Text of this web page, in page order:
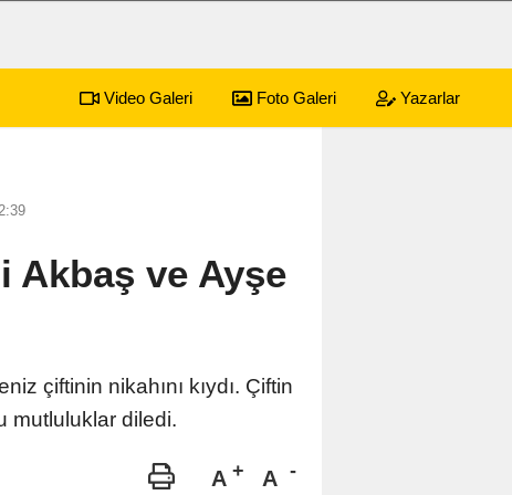
Video Galeri Foto Galeri Yazarlar
Akbaş ve Ayşe
çiftinin nikahını kıydı. Çiftin
mutluluklar diledi.
A A